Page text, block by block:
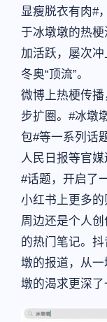
显瘦脱衣有肉#
于冰墩墩的热
加活跃，屡次
冬奥“顶流”。
微博上热梗传
步扩圈。#冰墩
包#等一系列话
人民日报等官
#话题，开启了
小红书上更多的
周边还是个人创
的热门笔记。
墩的报道，从
墩的渴求更深了